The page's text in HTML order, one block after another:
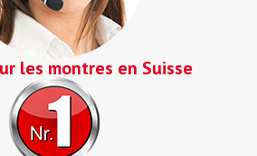
les montres en Suisse